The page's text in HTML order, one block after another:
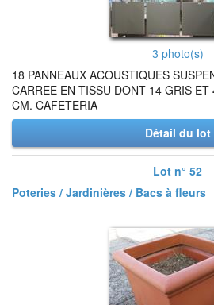
3 photo(s)
18 PANNEAUX ACOUSTIQUES
CARREE EN TISSU DONT 14 GRIS
CM. CAFETERIA
Détail du lot
Lot n° 52
Poteries / Jardinières / Bacs à fleurs